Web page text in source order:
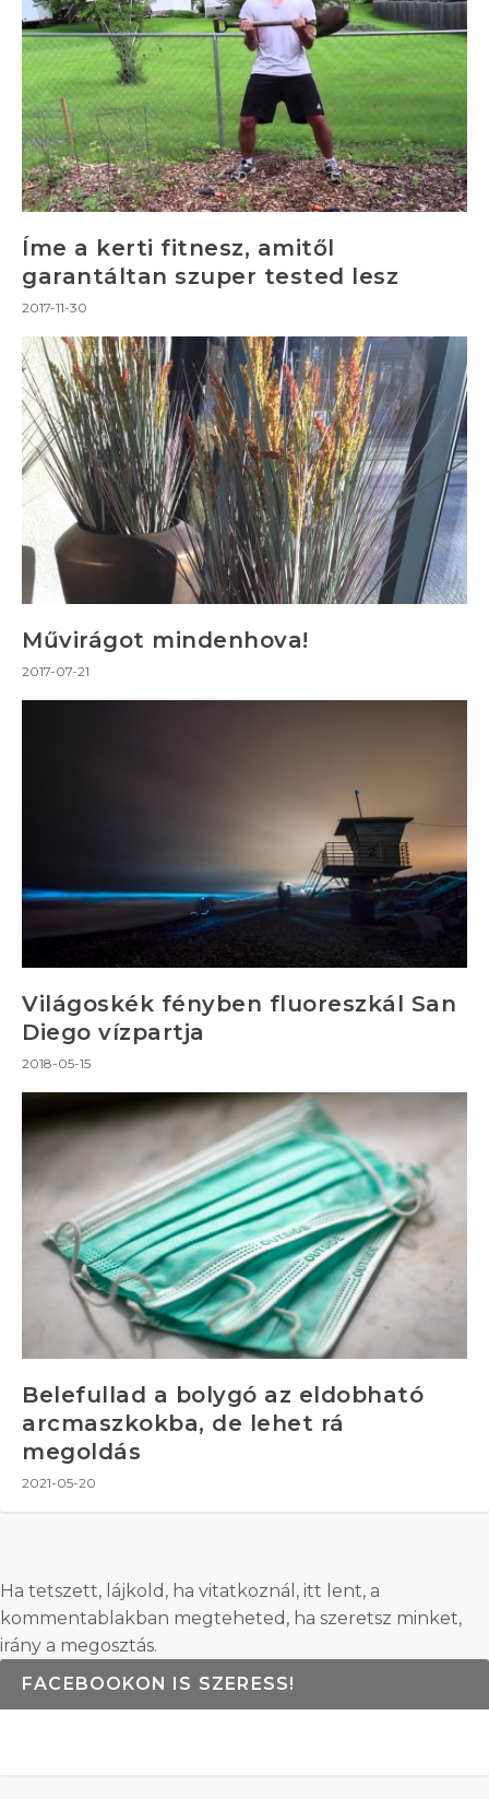
Íme a kerti fitnesz, amitől
garantáltan szuper tested lesz
2017-11-30
Művirágot mindenhova!
2017-07-21
Világoskék fényben fluoreszkál San
Diego vízpartja
2018-05-15
Belefullad a bolygó az eldobható
arcmaszkokba, de lehet rá
megoldás
2021-05-20
Ha tetszett, lájkold, ha vitatkoznál, itt lent, a
kommentablakban megteheted, ha szeretsz minket,
irány a megosztás.
FACEBOOKON IS SZERESS!